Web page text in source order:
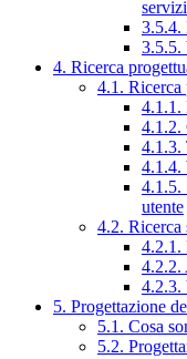
3.5.4.
3.5.5.
4. Ricerca
4.1. Ricerca
4.1.1.
4.1.2.
4.1.3.
4.1.4.
4.1.5.
utente
4.2. Ricerca
4.2.1.
4.2.2.
4.2.3.
5. Progettazione
5.1. Cosa
5.2.